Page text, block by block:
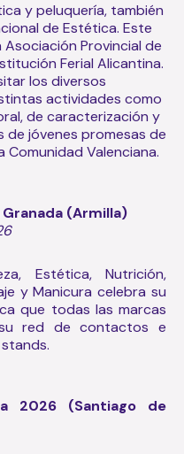
y peluquería, también
de Estética. Este
Provincial de
Ferial Alicantina.
los diversos
actividades como
de caracterización y
de jóvenes promesas de
Valenciana.
(Armilla)
Estética, Nutrición,
y Manicura celebra su
que todas las marcas
red de contactos e
2026 (Santiago de